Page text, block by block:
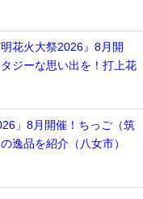
花火大祭2026』8月開
ジーな思い出を！打上花
」8月開催！ちっご（筑
逸品を紹介（八女市）